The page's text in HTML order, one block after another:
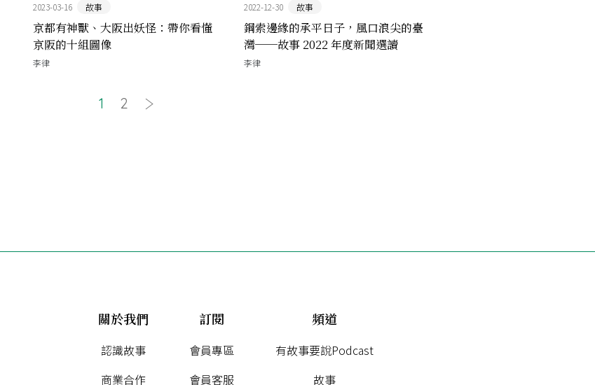
2023-03-16 故事
京都有神獸、大阪出妖怪：帶你看懂
京阪的十組圖像
李律
2022-12-30 故事
鋼索邊緣的承平日子，風口浪尖的臺
灣──故事 2022 年度新聞選讀
李律
1 2
關於我們
認識故事
商業合作
訂閱
會員專區
會員客服
頻道
有故事要說Podcast
故事